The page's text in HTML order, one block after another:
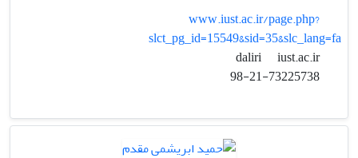
www.iust.ac.ir/page.php?
slct_pg_id=15549&sid=35&slc_lang=fa
daliri
iust.ac.ir